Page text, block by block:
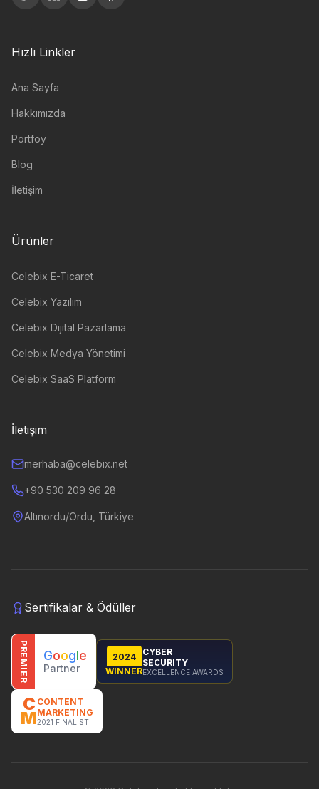
Hızlı Linkler
Ana Sayfa
Hakkımızda
Portföy
Blog
İletişim
Ürünler
Celebix E-Ticaret
Celebix Yazılım
Celebix Dijital Pazarlama
Celebix Medya Yönetimi
Celebix SaaS Platform
İletişim
merhaba@celebix.net
+90 530 209 96 28
Altınordu/Ordu, Türkiye
Sertifikalar & Ödüller
PREMIER Google
Partner
2024
WINNER
CYBER
SECURITY
EXCELLENCE AWARDS
C
M
CONTENT
MARKETING
2021 FINALIST